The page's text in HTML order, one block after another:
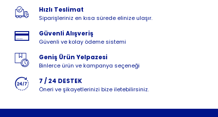
Hızlı Teslimat
Siparişleriniz en kısa sürede elinize ulaşır.
Güvenli Alışveriş
Güvenli ve kolay ödeme sistemi
Geniş Ürün Yelpazesi
Binlerce ürün ve kampanya seçeneği
7 / 24 DESTEK
Öneri ve şikayetlerinizi bize iletebilirsiniz.